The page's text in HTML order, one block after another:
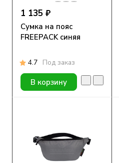
1 135 ₽
Сумка на пояс
FREEPACK синяя
4.7 Под заказ
В корзину